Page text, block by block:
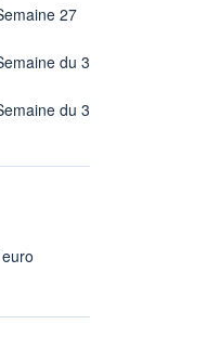
27
du 3
du 3